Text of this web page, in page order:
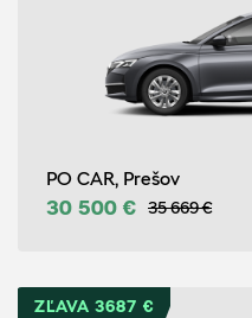
PO CAR, Prešov
30 500 € 35 669 €
ZĽAVA 3687 €